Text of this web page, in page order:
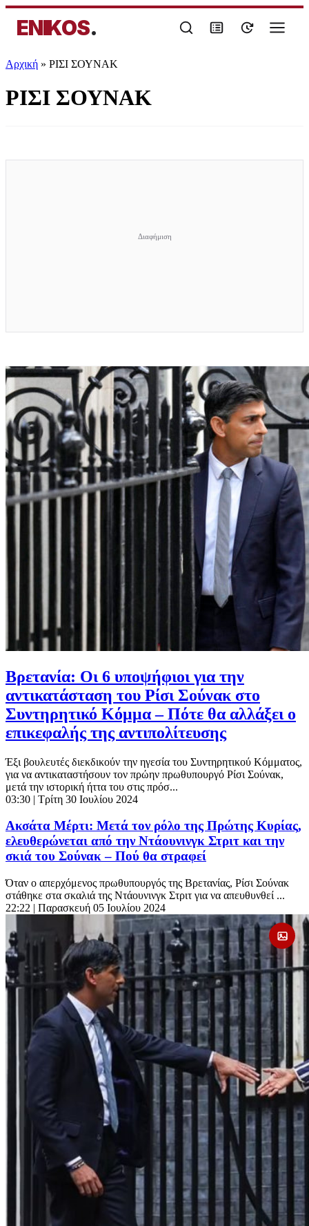
ENIKOS.
Αρχική » ΡΙΣΙ ΣΟΥΝΑΚ
ΡΙΣΙ ΣΟΥΝΑΚ
Βρετανία: Οι 6 υποψήφιοι για την
αντικατάσταση του Ρίσι Σούνακ στο
Συντηρητικό Κόμμα – Πότε θα αλλάξει ο
επικεφαλής της αντιπολίτευσης
Έξι βουλευτές διεκδικούν την ηγεσία του Συντηρητικού Κόμματος,
για να αντικαταστήσουν τον πρώην πρωθυπουργό Ρίσι Σούνακ,
μετά την ιστορική ήττα του στις πρόσ...
03:30 | Τρίτη 30 Ιουλίου 2024
Ακσάτα Μέρτι: Μετά τον ρόλο της Πρώτης Κυρίας,
ελευθερώνεται από την Ντάουνινγκ Στριτ και την
σκιά του Σούνακ – Πού θα στραφεί
Όταν ο απερχόμενος πρωθυπουργός της Βρετανίας, Ρίσι Σούνακ
στάθηκε στα σκαλιά της Ντάουνινγκ Στριτ για να απευθυνθεί ...
22:22 | Παρασκευή 05 Ιουλίου 2024